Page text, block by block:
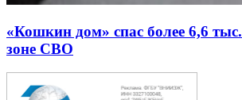
«Кошкин дом» спас более 6,6
зоне СВО